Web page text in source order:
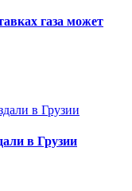
газа может
в Грузии